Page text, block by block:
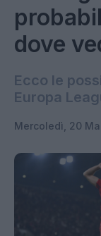
dove
Ecco le
Europa
Mercoledì, 20